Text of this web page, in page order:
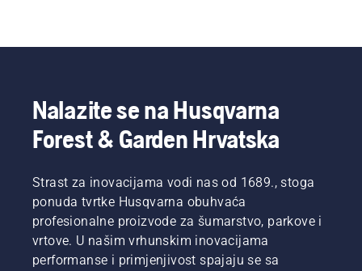
Nalazite se na Husqvarna
Forest & Garden Hrvatska
Strast za inovacijama vodi nas od 1689., stoga
ponuda tvrtke Husqvarna obuhvaća
profesionalne proizvode za šumarstvo, parkove i
vrtove. U našim vrhunskim inovacijama
performanse i primjenjivost spajaju se sa